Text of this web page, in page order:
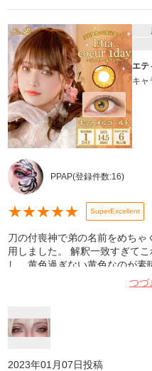
エテ
キャ
PPAP(登録件数:16)
★★★★★ SuperExcellent
刀の付喪神で弟の名前をめち
用しました。 解釈一致すぎて
し、黄色過ぎない黄色なのが
お気を付けて！ 間違えるとめつづ
2023年01月07日投稿